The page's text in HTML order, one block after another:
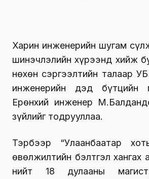
Харин инженерийн шугам
шинэчлэлийн хүрээнд хийж
нөхөн сэргээлтийн талаар
инженерийн дэд бүтцийн
Ерөнхий инженер
зүйлийг тодрууллаа.
Тэрбээр “Улаанбаатар
өвөлжилтийн бэлтгэл
нийт 18 дулааны